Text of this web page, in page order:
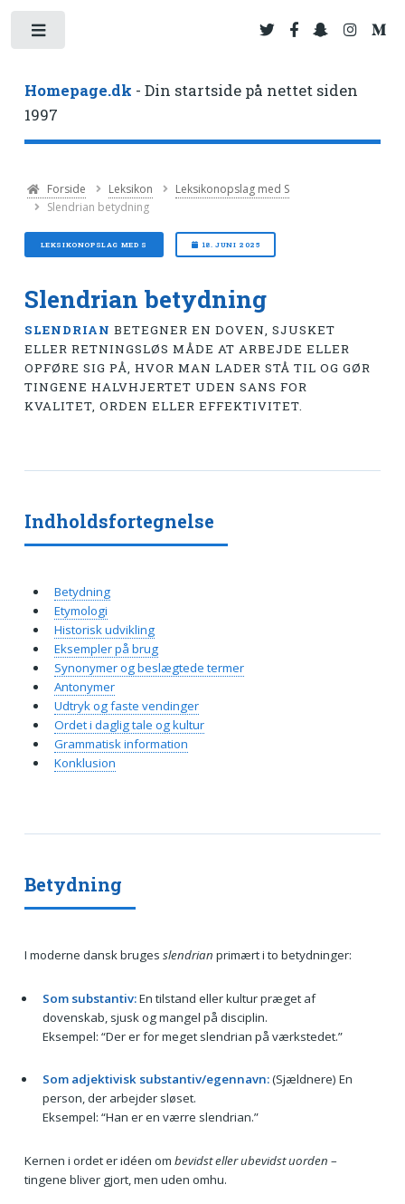
Homepage.dk - Din startside på nettet siden
1997
Forside Leksikon
Leksikonopslag med S
Slendrian betydning
LEKSIKONOPSLAG MED S 18. JUNI 2025
Slendrian betydning
SLENDRIAN BETEGNER EN DOVEN, SJUSKET
ELLER RETNINGSLØS MÅDE AT ARBEJDE ELLER
OPFØRE SIG PÅ, HVOR MAN LADER STÅ TIL OG GØR
TINGENE HALVHJERTET UDEN SANS FOR
KVALITET, ORDEN ELLER EFFEKTIVITET.
Betydning
I moderne dansk bruges slendrian primært i to betydninger:
Som substantiv:En tilstand eller kultur præget af
dovenskab, sjusk og mangel på disciplin.
Eksempel: “Der er for meget slendrian på værkstedet.”
Som adjektivisk substantiv/egennavn:(Sjældnere) En
person, der arbejder sløset.
Eksempel: “Han er en værre slendrian.”
Kernen i ordet er idéen om bevidst eller ubevidst uorden –
tingene bliver gjort, men uden omhu.
Indholdsfortegnelse
Betydning
Etymologi
Historisk udvikling
Eksempler på brug
Synonymer og beslægtede termer
Antonymer
Udtryk og faste vendinger
Ordet i daglig tale og kultur
Grammatisk information
Konklusion